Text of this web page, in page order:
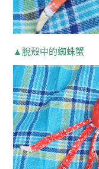
▲脫殼中的蜘蛛蟹